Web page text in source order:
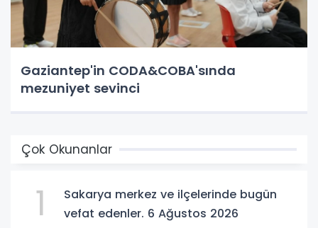
Gaziantep'in CODA&COBA'sında
mezuniyet sevinci
Çok Okunanlar
1
Sakarya merkez ve ilçelerinde bugün
vefat edenler. 6 Ağustos 2026